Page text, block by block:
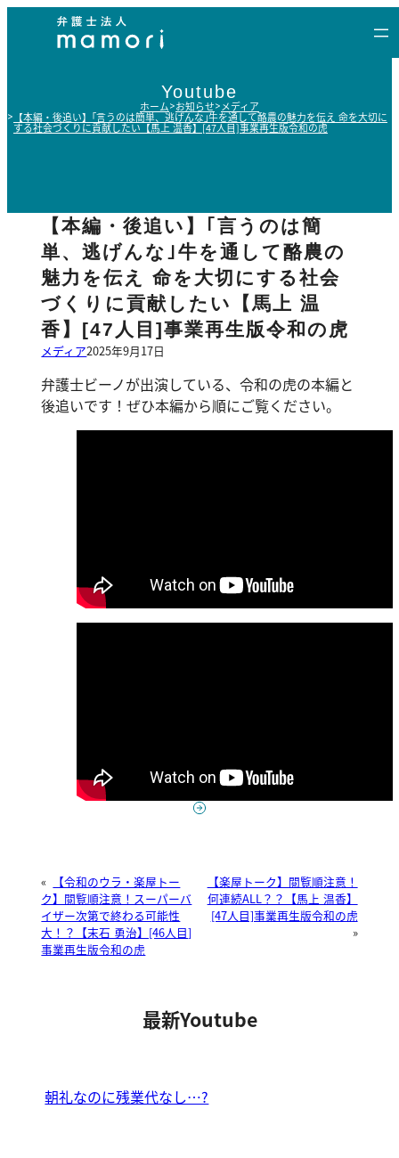
ッ
Youtube
ホーム お知らせ メディア
【本編・後追い】｢言うのは簡単、逃げんな｣牛を通して酪農の魅力を伝え 命を大切に
する社会づくりに貢献したい【馬上 温香】[47人目]事業再生版令和の虎
【本編・後追い】｢言うのは簡
単、逃げんな｣牛を通して酪農の
魅力を伝え 命を大切にする社会
づくりに貢献したい【馬上 温
香】[47人目]事業再生版令和の虎
メディア2025年9月17日
弁護士ビーノが出演している、令和の虎の本編と
後追いです！ぜひ本編から順にご覧ください。
«
【令和のウラ・楽屋トー
ク】閲覧順注意！スーパーバ
イザー次第で終わる可能性
大！？【末石 勇治】[46人目]
事業再生版令和の虎
【楽屋トーク】閲覧順注意！
何連続ALL？？【馬上 温香】
[47人目]事業再生版令和の虎
»
最新Youtube
朝礼なのに残業代なし…?